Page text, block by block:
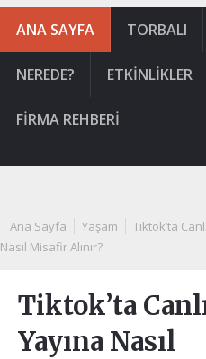
ANA SAYFA TORBALI
NEREDE? ETKINLIKLER
FIRMA REHBERI
Ana Sayfa Yaşam
Tiktok’ta
Nasıl Misafir Alınır?
Tiktok’ta
Yayına Nasıl